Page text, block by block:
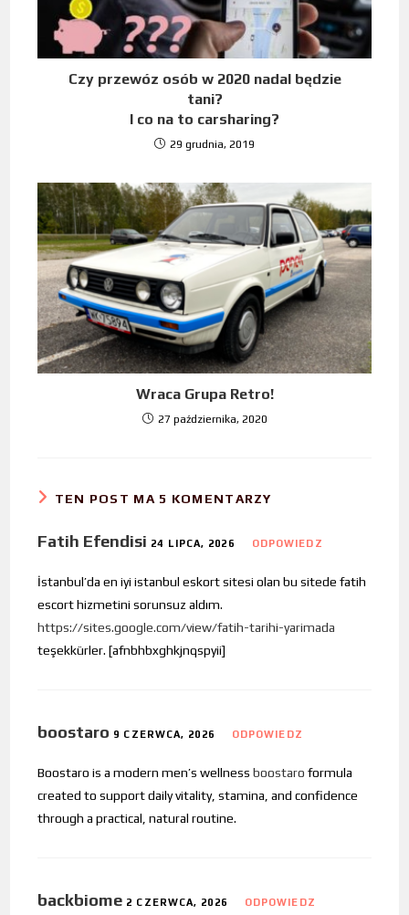
Czy przewóz osób w 2020 nadal będzie
tani?
I co na to carsharing?
29 grudnia, 2019
Wraca Grupa Retro!
27 października, 2020
TEN POST MA 5 KOMENTARZY
Fatih Efendisi 24 LIPCA, 2026 ODPOWIEDZ
İstanbul’da en iyi istanbul eskort sitesi olan bu sitede fatih
escort hizmetini sorunsuz aldım.
https://sites.google.com/view/fatih-tarihi-yarimada
teşekkürler. [afnbhbxghkjnqspyii]
boostaro 9 CZERWCA, 2026 ODPOWIEDZ
Boostaro is a modern men’s wellnessboostaro formula
created to support daily vitality, stamina, and confidence
through a practical, natural routine.
backbiome 2 CZERWCA, 2026 ODPOWIEDZ